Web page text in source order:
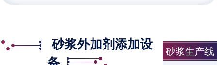
砂浆外加剂添加设
砂浆生产线